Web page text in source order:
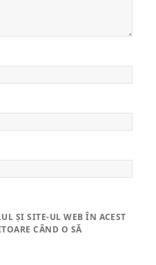
ȘI SITE-UL WEB ÎN ACEST
CÂND O SĂ